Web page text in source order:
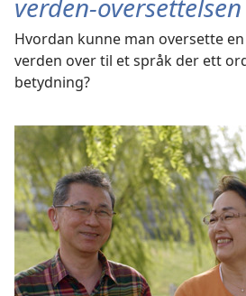
verden-oversettelsen
Hvordan kunne man oversette
verden over til et språk der ett
betydning?